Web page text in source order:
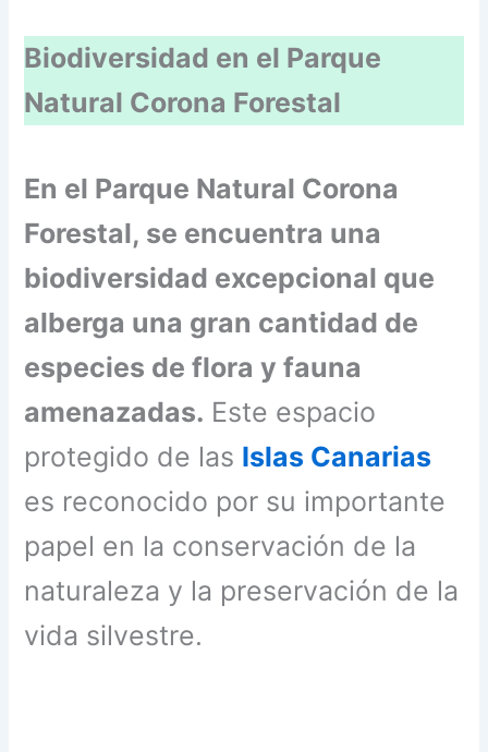
Biodiversidad en el Parque
Natural Corona Forestal
En el Parque Natural Corona
Forestal, se encuentra una
biodiversidad excepcional que
alberga una gran cantidad de
especies de flora y fauna
amenazadas. Este espacio
protegido de las Islas Canarias
es reconocido por su importante
papel en la conservación de la
naturaleza y la preservación de la
vida silvestre.